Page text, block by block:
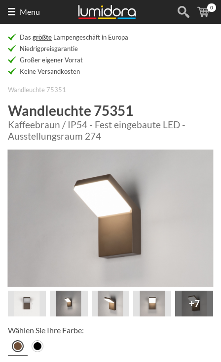
Menu (
0
Das größte Lampengeschäft in Europa
Niedrigpreisgarantie
Großer eigener Vorrat
Keine Versandkosten
Wandleuchte 75351
Wandleuchte 75351
Kaffeebraun / IP54 - Fest eingebaute LED -
Ausstellungsraum 274
+7
Wählen Sie Ihre Farbe: